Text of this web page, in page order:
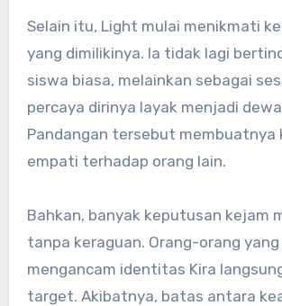
Selain itu, Light mulai menikmati
yang dimilikinya. Ia tidak lagi
siswa biasa, melainkan sebagai
percaya dirinya layak menjadi
Pandangan tersebut membuatnya
empati terhadap orang lain.
Bahkan, banyak keputusan kejam
tanpa keraguan. Orang-orang
mengancam identitas Kira
target. Akibatnya, batas antara